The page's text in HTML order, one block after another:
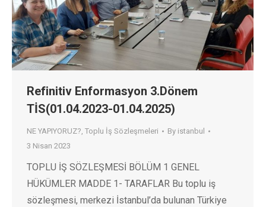
Refinitiv Enformasyon 3.Dönem
TİS(01.04.2023-01.04.2025)
NE YAPIYORUZ?, Toplu İş Sözleşmeleri By istanbul
3 Nisan 2023
TOPLU İŞ SÖZLEŞMESİ BÖLÜM 1 GENEL
HÜKÜMLER MADDE 1- TARAFLAR Bu toplu iş
sözleşmesi, merkezi İstanbul’da bulunan Türkiye